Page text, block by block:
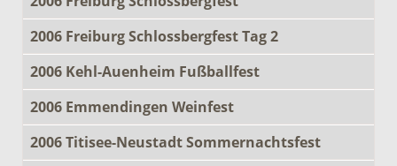
2006 Freiburg Schlossbergfest Tag 2
2006 Kehl-Auenheim Fußballfest
2006 Emmendingen Weinfest
2006 Titisee-Neustadt Sommernachtsfest